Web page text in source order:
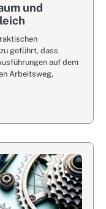
und
geführt, dass
auf dem
Arbeitsweg,